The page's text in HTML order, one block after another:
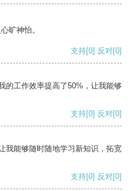
旷神怡。
支持[0] 反对[0]
的工作效率提高了50%，让我能够
支持[0] 反对[0]
我能够随时随地学习新知识，拓宽
支持[0] 反对[0]